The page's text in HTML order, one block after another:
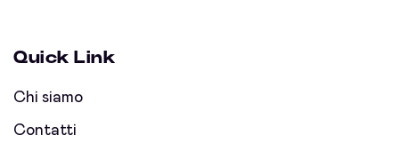
Quick Link
Chi siamo
Contatti